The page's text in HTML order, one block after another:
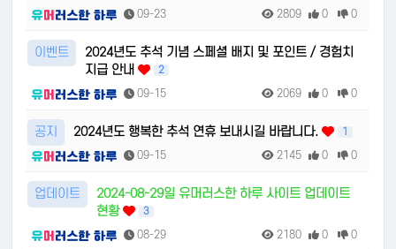
09-23 2809 0 0
이벤트
2024년도 추석 기념 스페셜 배지 및 포인트 / 경험치
지급 안내
2
09-15 2069 0 0
공지 2024년도 행복한 추석 연휴 보내시길 바랍니다. 1
09-15 2145 0 0
업데이트
2024-08-29일 유머러스한 하루 사이트 업데이트
현황
3
08-29 2180 0 0